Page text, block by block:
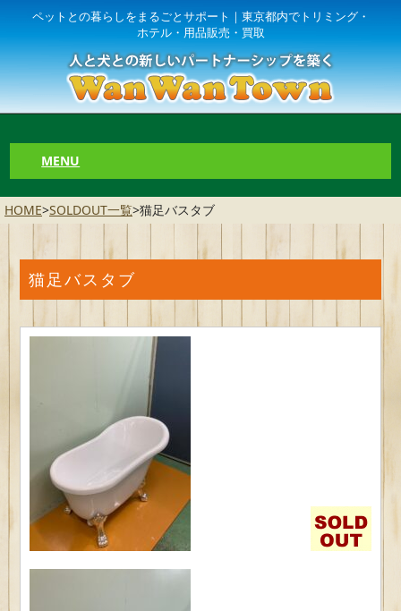
ペットとの暮らしをまるごとサポート｜東京都内でトリミング・
ホテル・用品販売・買取
MENU
HOME>SOLDOUT一覧>猫足バスタブ
猫足バスタブ